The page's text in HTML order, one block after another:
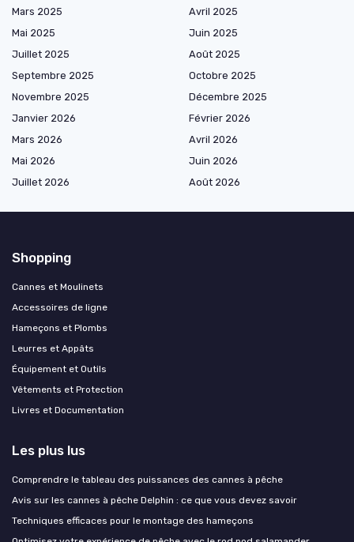
Mars 2025
Avril 2025
Mai 2025
Juin 2025
Juillet 2025
Août 2025
Septembre 2025
Octobre 2025
Novembre 2025
Décembre 2025
Janvier 2026
Février 2026
Mars 2026
Avril 2026
Mai 2026
Juin 2026
Juillet 2026
Août 2026
Shopping
Cannes et Moulinets
Accessoires de ligne
Hameçons et Plombs
Leurres et Appâts
Équipement et Outils
Vêtements et Protection
Livres et Documentation
Les plus lus
Comprendre le tableau des puissances des cannes à pêche
Avis sur les cannes à pêche Delphin : ce que vous devez savoir
Techniques efficaces pour le montage des hameçons